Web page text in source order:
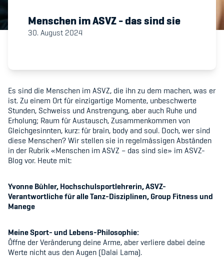
Member's Manual / FAQ
Academy
Blog
Diversität & Inklusion
Infomails
Kinderbetreuung
Krankenversicherung
Menschen im ASVZ - das sind sie
30. August 2024
Es sind die Menschen im ASVZ, die ihn zu dem machen, was er
ist. Zu einem Ort für einzigartige Momente, unbeschwerte
Stunden, Schweiss und Anstrengung, aber auch Ruhe und
Erholung; Raum für Austausch, Zusammenkommen von
Gleichgesinnten, kurz: für brain, body and soul. Doch, wer sind
diese Menschen? Wir stellen sie in regelmässigen Abständen
in der Rubrik «Menschen im ASVZ – das sind sie» im ASVZ-
Blog vor. Heute mit:
Yvonne Bühler, Hochschulsportlehrerin, ASVZ-
Verantwortliche für alle Tanz-Disziplinen, Group Fitness und
Manege
Meine Sport- und Lebens-Philosophie:
Öffne der Veränderung deine Arme, aber verliere dabei deine
Werte nicht aus den Augen (Dalai Lama).